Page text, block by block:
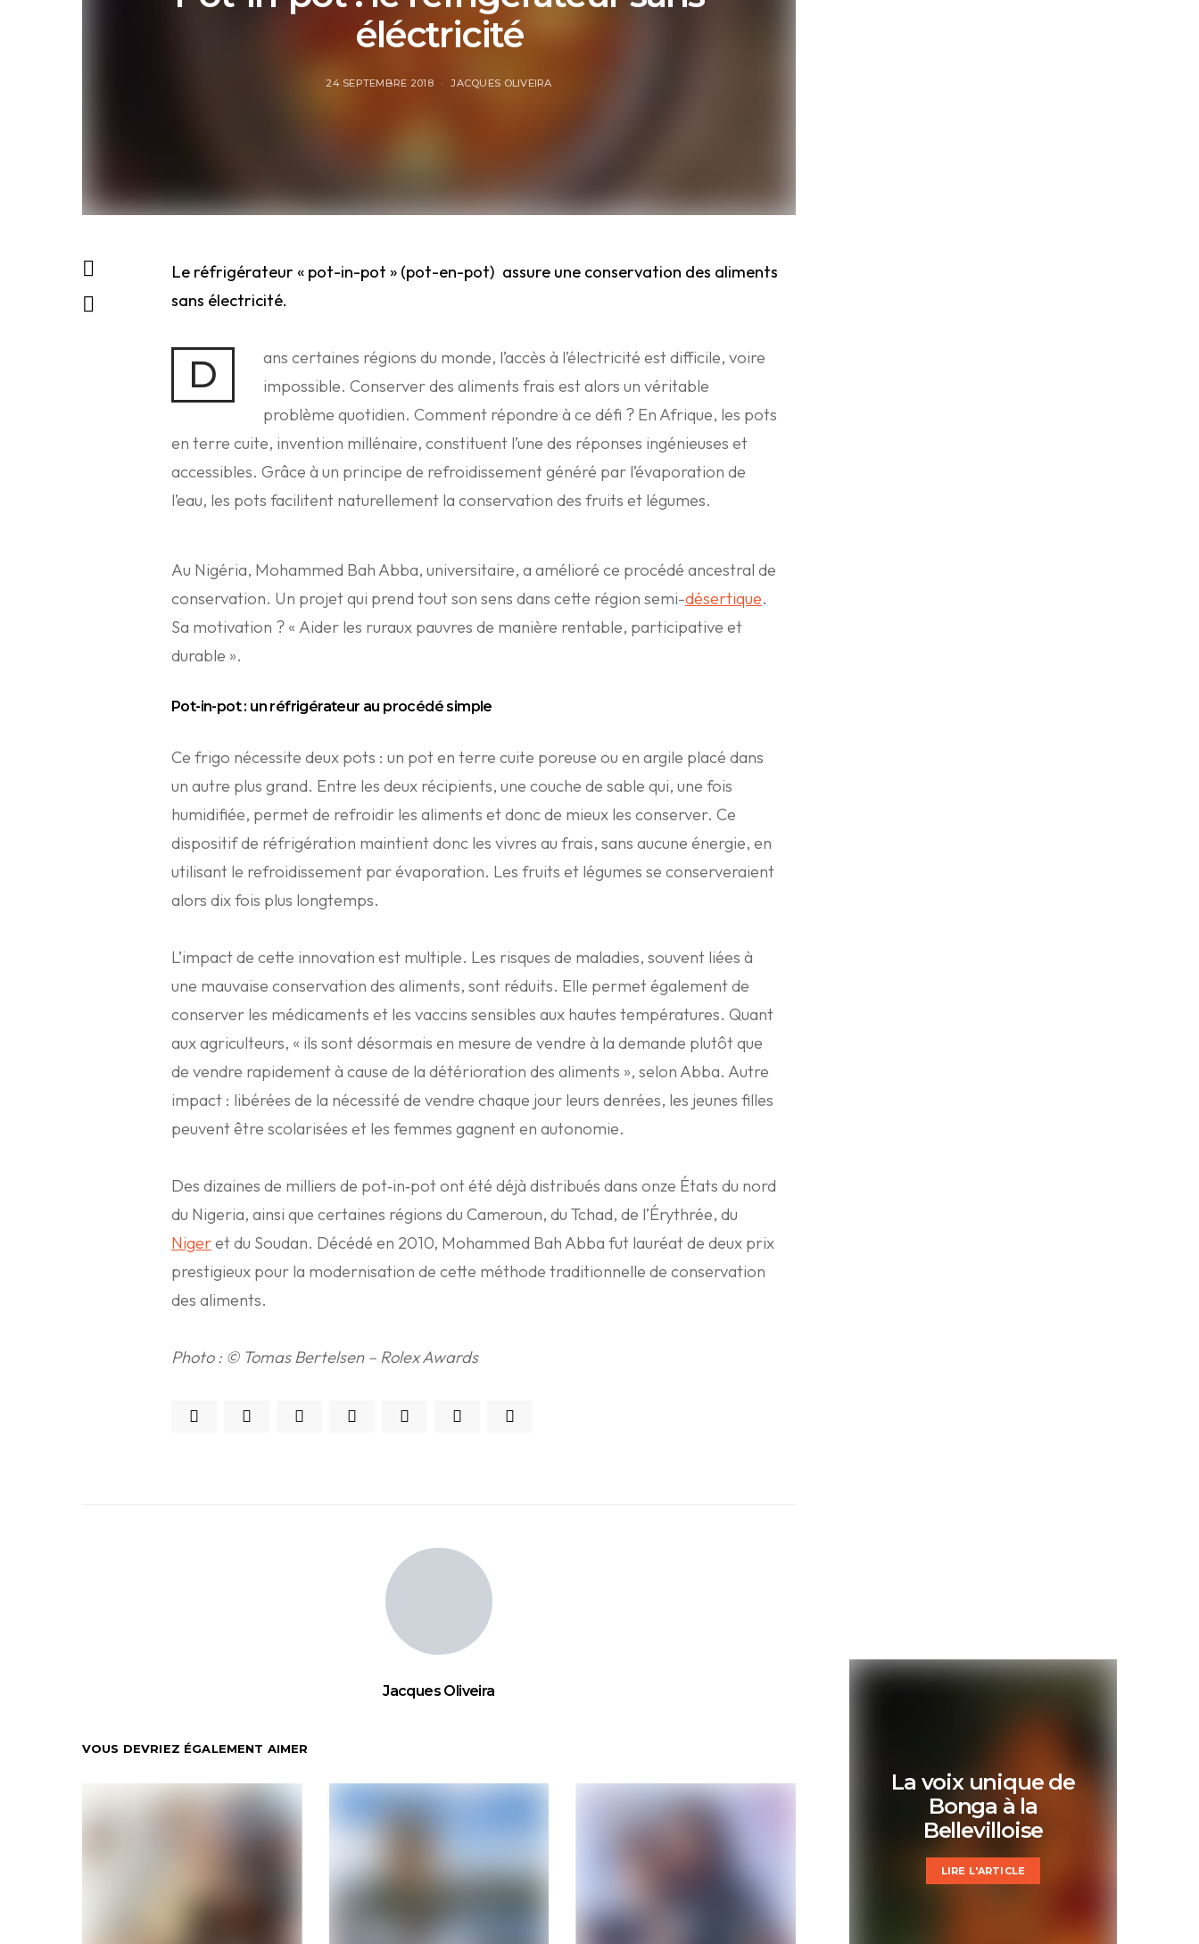
éléctricité
24 SEPTEMBRE 2018 JACQUES OLIVEIRA
Le réfrigérateur « pot-in-pot » (pot-en-pot) assure une conservation des aliments
sans électricité.
D
ans certaines régions du monde, l’accès à l’électricité est difficile, voire
impossible. Conserver des aliments frais est alors un véritable
problème quotidien. Comment répondre à ce défi ? En Afrique, les pots
en terre cuite, invention millénaire, constituent l’une des réponses ingénieuses et
accessibles. Grâce à un principe de refroidissement généré par l’évaporation de
l’eau, les pots facilitent naturellement la conservation des fruits et légumes.
Au Nigéria, Mohammed Bah Abba, universitaire, a amélioré ce procédé ancestral de
conservation. Un projet qui prend tout son sens dans cette région semi-désertique.
Sa motivation ? « Aider les ruraux pauvres de manière rentable, participative et
durable ».
Pot-in-pot : un réfrigérateur au procédé simple
Ce frigo nécessite deux pots : un pot en terre cuite poreuse ou en argile placé dans
un autre plus grand. Entre les deux récipients, une couche de sable qui, une fois
humidifiée, permet de refroidir les aliments et donc de mieux les conserver. Ce
dispositif de réfrigération maintient donc les vivres au frais, sans aucune énergie, en
utilisant le refroidissement par évaporation. Les fruits et légumes se conserveraient
alors dix fois plus longtemps.
L’impact de cette innovation est multiple. Les risques de maladies, souvent liées à
une mauvaise conservation des aliments, sont réduits. Elle permet également de
conserver les médicaments et les vaccins sensibles aux hautes températures. Quant
aux agriculteurs, « ils sont désormais en mesure de vendre à la demande plutôt que
de vendre rapidement à cause de la détérioration des aliments », selon Abba. Autre
impact : libérées de la nécessité de vendre chaque jour leurs denrées, les jeunes filles
peuvent être scolarisées et les femmes gagnent en autonomie.
Des dizaines de milliers de pot‑in‑pot ont été déjà distribués dans onze États du nord
du Nigeria, ainsi que certaines régions du Cameroun, du Tchad, de l’Érythrée, du
Nigeret du Soudan. Décédé en 2010, Mohammed Bah Abba fut lauréat de deux prix
prestigieux pour la modernisation de cette méthode traditionnelle de conservation
des aliments.
Photo : © Tomas Bertelsen – Rolex Awards
Jacques Oliveira
VOUS DEVRIEZ ÉGALEMENT AIMER
La voix unique de
Bonga à la
Bellevilloise
LIRE L'ARTICLE